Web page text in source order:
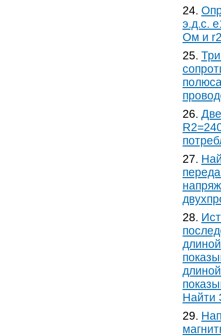
24.
э.д.с.
Ом и
25.
26.
27.
28.
Найти
29.